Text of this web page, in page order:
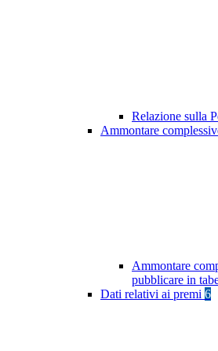
Relazione sulla
Ammontare
Ammontare
pubblicare in
Dati relativi ai premi 6